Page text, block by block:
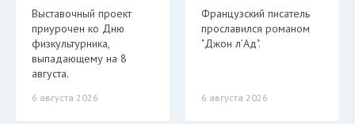
Выставочный проект
приурочен ко Дню
физкультурника,
выпадающему на 8
августа.
6 августа 2026
Французский писатель
прославился романом
"Джон л’Ад".
6 августа 2026